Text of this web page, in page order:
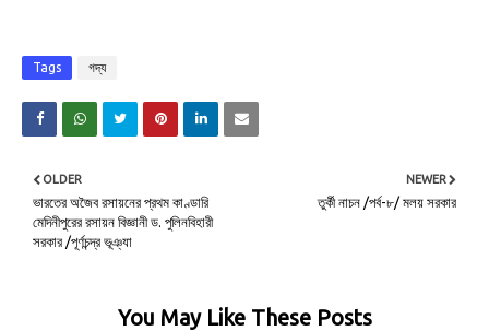
Tags গদ্য
NEWER
তুর্কী নাচন /পর্ব-৮/ মলয় সরকার
OLDER
ভারতের অজৈব রসায়নের প্রথম কাণ্ডারি
মেদিনীপুরের রসায়ন বিজ্ঞানী ড. পুলিনবিহারী
সরকার /পূর্ণচন্দ্র ভূঞ্যা
You May Like These Posts